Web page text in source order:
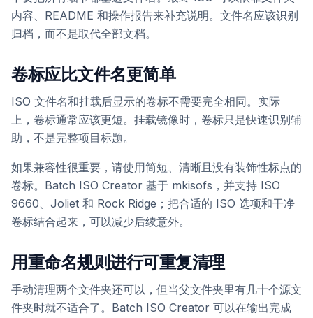
内容、README 和操作报告来补充说明。文件名应该识别
归档，而不是取代全部文档。
卷标应比文件名更简单
ISO 文件名和挂载后显示的卷标不需要完全相同。实际
上，卷标通常应该更短。挂载镜像时，卷标只是快速识别辅
助，不是完整项目标题。
如果兼容性很重要，请使用简短、清晰且没有装饰性标点的
卷标。Batch ISO Creator 基于 mkisofs，并支持 ISO
9660、Joliet 和 Rock Ridge；把合适的 ISO 选项和干净
卷标结合起来，可以减少后续意外。
用重命名规则进行可重复清理
手动清理两个文件夹还可以，但当父文件夹里有几十个源文
件夹时就不适合了。Batch ISO Creator 可以在输出完成